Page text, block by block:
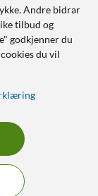
Andre bidrar
tilbud og
godkjenner du
du vil